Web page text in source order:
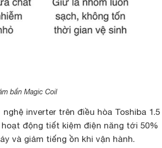
bẩn Magic Coil
inverter trên điều hòa Toshiba 1.5
hoạt động tiết kiệm điện năng tới 50%
và giảm tiếng ồn khi vận hành.